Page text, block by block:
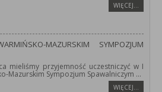
WIĘCEJ…
MAZURSKIM SYMPOZJUM
mieliśmy przyjemność uczestniczyć w I
Mazurskim Sympozjum Spawalniczym ...
WIĘCEJ…